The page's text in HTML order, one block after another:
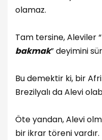
olamaz.
Tam tersine, Aleviler “
bakmak” deyimini
Bu demektir ki, bir
Brezilyalı da Alevi
Öte yandan, Alevi
bir ikrar töreni